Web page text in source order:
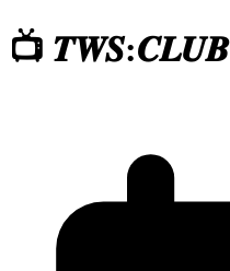
📺 𝑻𝑾𝑺:𝑪𝑳𝑼𝑩